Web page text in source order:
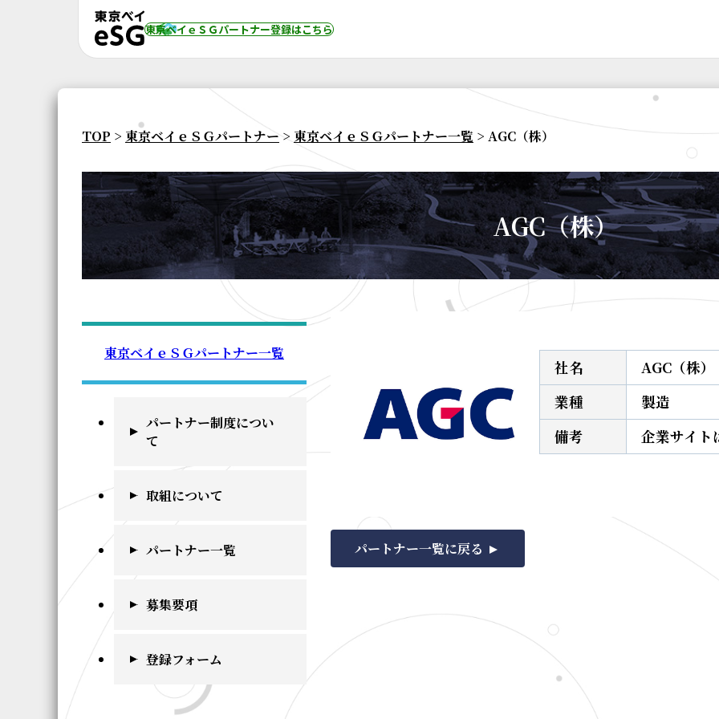
東京ベイｅＳＧパートナー登録はこちら
TOP > 東京ベイｅＳＧパートナー > 東京ベイｅＳＧパートナー一覧 > AGC（株）
AGC（株）
東京ベイｅＳＧパートナー一覧
パートナー制度につい
て
取組について
パートナー一覧
募集要項
登録フォーム
社名
AGC（株）
業種
製造
備考
企業サイト
パートナー一覧に戻る